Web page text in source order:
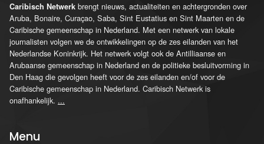
Caribisch Netwerk brengt nieuws, actualiteiten en achtergronden over
Aruba, Bonaire, Curaçao, Saba, Sint Eustatius en Sint Maarten en de
Caribische gemeenschap in Nederland. Met een netwerk van lokale
journalisten volgen we de ontwikkelingen op de zes eilanden van het
Nederlandse Koninkrijk. Het netwerk volgt ook de Antilliaanse en
Arubaanse gemeenschap in Nederland en de politieke besluitvorming in
Den Haag die gevolgen heeft voor de zes eilanden en/of voor de
Caribische gemeenschap in Nederland. Caribisch Netwerk is
onafhankelijk. ...
Menu